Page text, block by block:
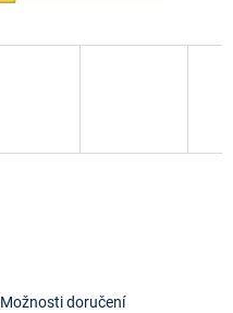
Možnosti doručení